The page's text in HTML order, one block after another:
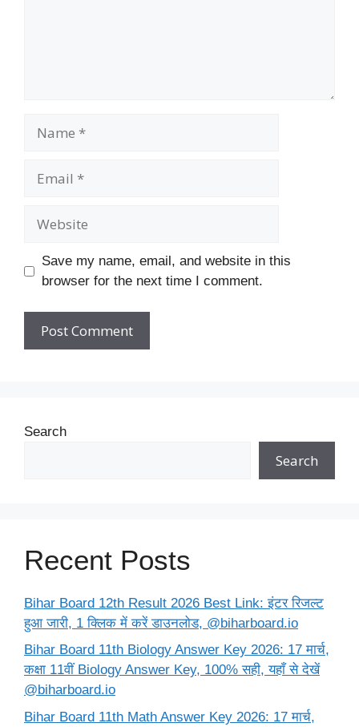
Save my name, email, and website in this
browser for the next time I comment.
Search
Search
Recent Posts
Bihar Board 12th Result 2026 Best Link: इंटर रिजल्ट
हुआ जारी, 1 क्लिक में करें डाउनलोड, @biharboard.io
Bihar Board 11th Biology Answer Key 2026: 17 मार्च,
कक्षा 11वीं Biology Answer Key, 100% सही, यहाँ से देखें
@biharboard.io
Bihar Board 11th Math Answer Key 2026: 17 मार्च,